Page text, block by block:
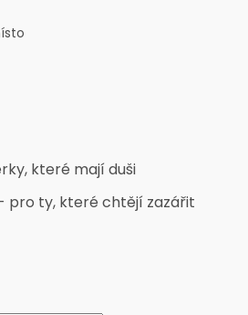
které mají duši
pro ty, které chtějí zazářit